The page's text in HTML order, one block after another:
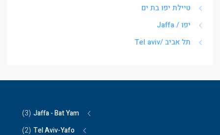
טיילת יפו בת ים
יפו / Jaffa
תל אביב /Tel aviv
Jaffa - Bat Yam
(3)
Tel Aviv-Yafo
(2)